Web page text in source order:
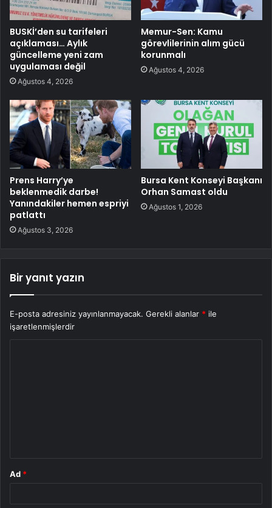
BUSKİ’den su tarifeleri
açıklaması… Aylık
güncelleme yeni zam
uygulaması değil
Ağustos 4, 2026
Memur-Sen: Kamu
görevlilerinin alım gücü
korunmalı
Ağustos 4, 2026
Prens Harry’ye
beklenmedik darbe!
Yanındakiler hemen espriyi
patlattı
Ağustos 3, 2026
Bursa Kent Konseyi Başkanı
Orhan Samast oldu
Ağustos 1, 2026
Bir yanıt yazın
E-posta adresiniz yayınlanmayacak. Gerekli alanlar * ile
işaretlenmişlerdir
Ad *